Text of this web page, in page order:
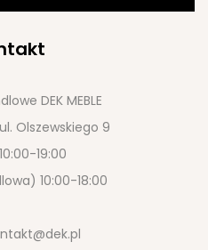
DEK MEBLE
Olszewskiego 9
19:00
10:00-18:00